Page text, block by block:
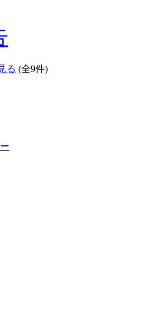
る (全9件)